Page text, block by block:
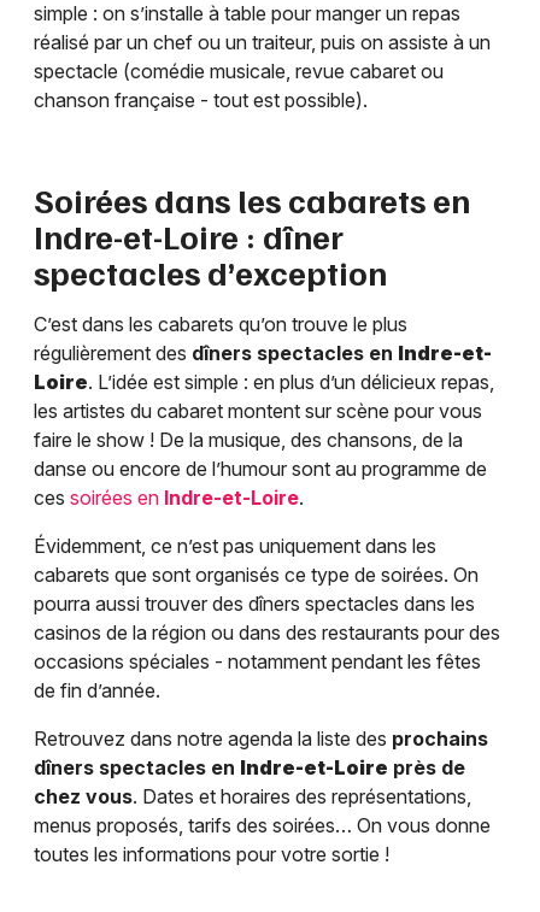
simple : on s’installe à table pour manger un repas
réalisé par un chef ou un traiteur, puis on assiste à un
spectacle (comédie musicale, revue cabaret ou
chanson française - tout est possible).
Soirées dans les cabarets en
Indre-et-Loire : dîner
spectacles d’exception
C’est dans les cabarets qu’on trouve le plus
régulièrement des dîners spectacles en Indre-et-
Loire. L’idée est simple : en plus d’un délicieux repas,
les artistes du cabaret montent sur scène pour vous
faire le show ! De la musique, des chansons, de la
danse ou encore de l’humour sont au programme de
ces soirées en Indre-et-Loire.
Évidemment, ce n’est pas uniquement dans les
cabarets que sont organisés ce type de soirées. On
pourra aussi trouver des dîners spectacles dans les
casinos de la région ou dans des restaurants pour des
occasions spéciales - notamment pendant les fêtes
de fin d’année.
Retrouvez dans notre agenda la liste des prochains
dîners spectacles en Indre-et-Loire près de
chez vous. Dates et horaires des représentations,
menus proposés, tarifs des soirées… On vous donne
toutes les informations pour votre sortie !